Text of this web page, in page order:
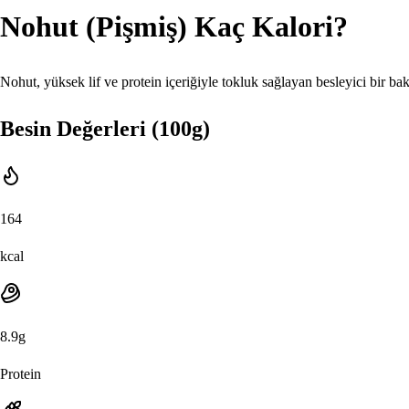
Nohut (Pişmiş) Kaç Kalori?
Nohut, yüksek lif ve protein içeriğiyle tokluk sağlayan besleyici bir
Besin Değerleri (100g)
164
kcal
8.9g
Protein